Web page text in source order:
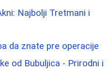
Najbolji Tretmani i
da znate pre operacije
od Bubuljica - Prirodni i